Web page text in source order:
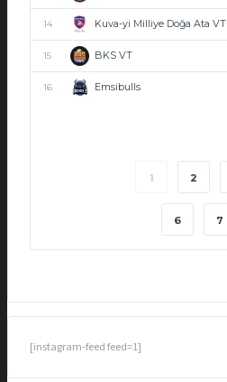
14 Kuva-yi Milliye Doğa Ata VT
15 BKS VT
16 Emsibulls
1 2
6 7
[instagram-feed feed=1]